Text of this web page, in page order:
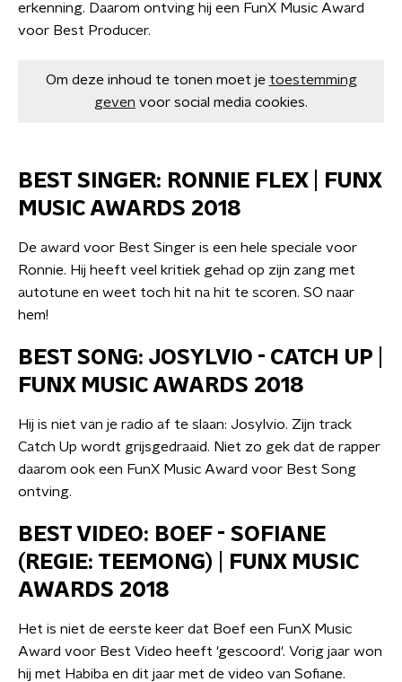
erkenning. Daarom ontving hij een FunX Music Award
voor Best Producer.
Om deze inhoud te tonen moet je toestemming
geven voor social media cookies.
BEST SINGER: RONNIE FLEX | FUNX
MUSIC AWARDS 2018
De award voor Best Singer is een hele speciale voor
Ronnie. Hij heeft veel kritiek gehad op zijn zang met
autotune en weet toch hit na hit te scoren. SO naar
hem!
BEST SONG: JOSYLVIO - CATCH UP |
FUNX MUSIC AWARDS 2018
Hij is niet van je radio af te slaan: Josylvio. Zijn track
Catch Up wordt grijsgedraaid. Niet zo gek dat de rapper
daarom ook een FunX Music Award voor Best Song
ontving.
BEST VIDEO: BOEF - SOFIANE
(REGIE: TEEMONG) | FUNX MUSIC
AWARDS 2018
Het is niet de eerste keer dat Boef een FunX Music
Award voor Best Video heeft 'gescoord'. Vorig jaar won
hij met Habiba en dit jaar met de video van Sofiane.